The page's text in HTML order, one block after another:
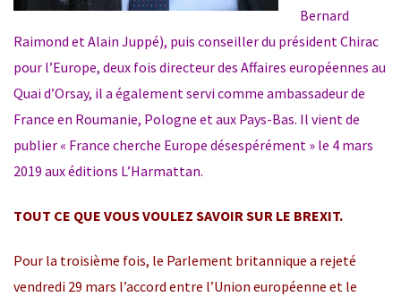
Bernard
Raimond et Alain Juppé), puis conseiller du président Chirac
pour l’Europe, deux fois directeur des Affaires européennes au
Quai d’Orsay, il a également servi comme ambassadeur de
France en Roumanie, Pologne et aux Pays-Bas. Il vient de
publier « France cherche Europe désespérément » le 4 mars
2019 aux éditions L’Harmattan.
TOUT CE QUE VOUS VOULEZ SAVOIR SUR LE BREXIT.
Pour la troisième fois, le Parlement britannique a rejeté
vendredi 29 mars l’accord entre l’Union européenne et le